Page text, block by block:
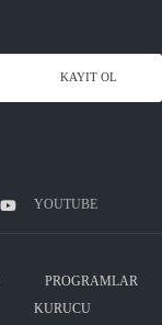
YOUTUBE
PROGRAMLAR
KURUCU